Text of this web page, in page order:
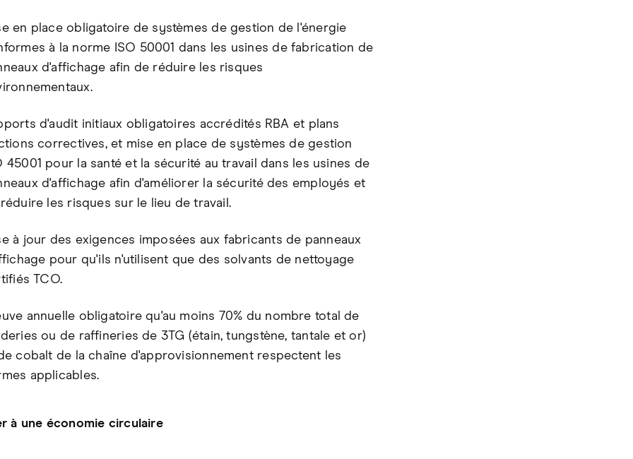
en place obligatoire de systèmes de gestion de l'énergie
à la norme ISO 50001 dans les usines de fabrication de
d'affichage afin de réduire les risques
d'audit initiaux obligatoires accrédités RBA et plans
correctives, et mise en place de systèmes de gestion
45001 pour la santé et la sécurité au travail dans les usines de
d'affichage afin d'améliorer la sécurité des employés et
les risques sur le lieu de travail.
à jour des exigences imposées aux fabricants de panneaux
pour qu'ils n'utilisent que des solvants de nettoyage
TCO.
annuelle obligatoire qu'au moins 70% du nombre total de
ou de raffineries de 3TG (étain, tungstène, tantale et or)
cobalt de la chaîne d'approvisionnement respectent les
applicables.
à une économie circulaire